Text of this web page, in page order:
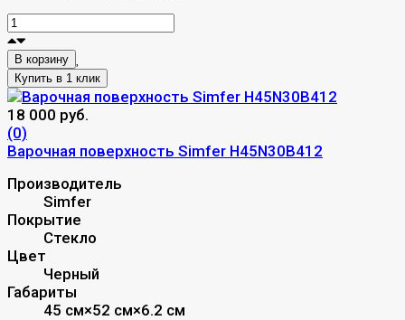
В корзину
18 000 руб.
(0)
Варочная поверхность Simfer H45N30B412
Производитель
Simfer
Покрытие
Стекло
Цвет
Черный
Габариты
45 см×52 см×6.2 см